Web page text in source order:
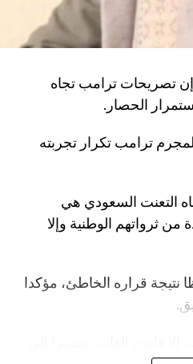
إن تصريحات ترامب تجاه
الحصار.
ترامب تكرار تجربته
التعنت السعودي هي
من ثرواتهم الوطنية وإلا
نتيجة قراره الخاطئ، مؤكدا